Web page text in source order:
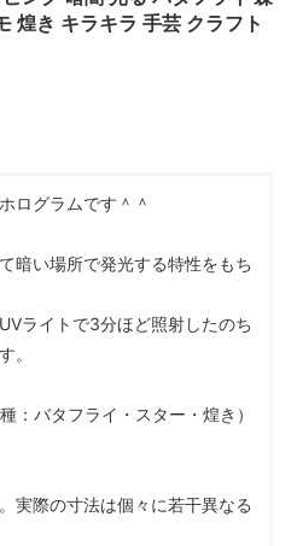
煌き キラキラ 手芸 クラフト
ログラムです＾＾
暗い場所で発光する特性をもち
ライトで3分ほど照射したのち
。
：バタフライ・スター・煌き）
実際の寸法は個々に若干異なる